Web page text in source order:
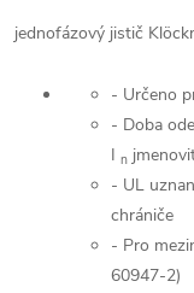
jednofázový jistič
- Určeno
- Doba
I n
- UL
chrániče
- Pro
60947-2)